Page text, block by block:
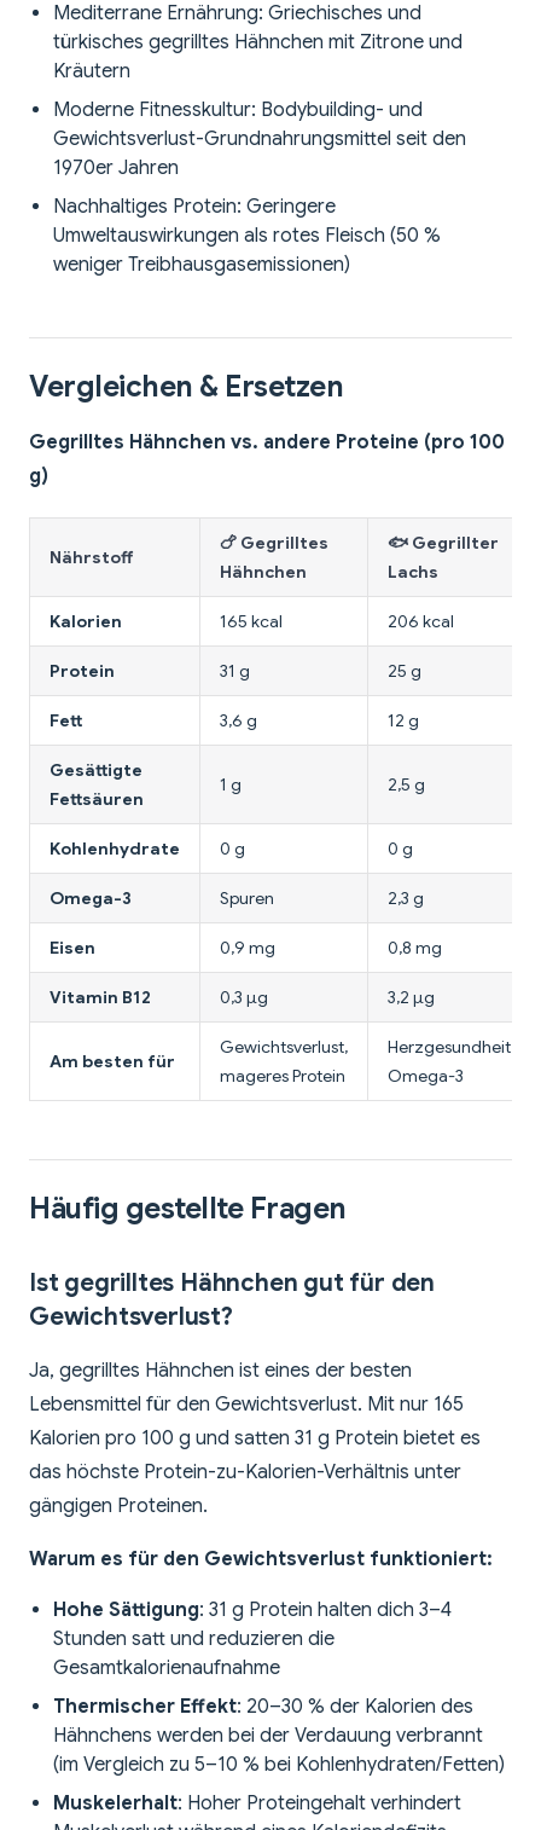
Mediterrane Ernährung: Griechisches und
türkisches gegrilltes Hähnchen mit Zitrone und
Kräutern
Moderne Fitnesskultur: Bodybuilding- und
Gewichtsverlust-Grundnahrungsmittel seit den
1970er Jahren
Nachhaltiges Protein: Geringere
Umweltauswirkungen als rotes Fleisch (50 %
weniger Treibhausgasemissionen)
Vergleichen & Ersetzen
Gegrilltes Hähnchen vs. andere Proteine (pro 100
g)
Nährstoff
🍗 Gegrilltes
Hähnchen
🐟 Gegrillter
Lachs
Kalorien 165 kcal 206 kcal
Protein 31 g 25 g
Fett 3,6 g 12 g
Gesättigte
Fettsäuren
1 g 2,5 g
Kohlenhydrate 0 g 0 g
Omega-3 Spuren 2,3 g
Eisen 0,9 mg 0,8 mg
Vitamin B12 0,3 µg 3,2 µg
Am besten für
Gewichtsverlust,
mageres Protein
Herzgesundheit,
Omega-3
Häufig gestellte Fragen
Ist gegrilltes Hähnchen gut für den
Gewichtsverlust?
Ja, gegrilltes Hähnchen ist eines der besten
Lebensmittel für den Gewichtsverlust. Mit nur 165
Kalorien pro 100 g und satten 31 g Protein bietet es
das höchste Protein-zu-Kalorien-Verhältnis unter
gängigen Proteinen.
Warum es für den Gewichtsverlust funktioniert:
Hohe Sättigung: 31 g Protein halten dich 3–4
Stunden satt und reduzieren die
Gesamtkalorienaufnahme
Thermischer Effekt: 20–30 % der Kalorien des
Hähnchens werden bei der Verdauung verbrannt
(im Vergleich zu 5–10 % bei Kohlenhydraten/Fetten)
Muskelerhalt: Hoher Proteingehalt verhindert